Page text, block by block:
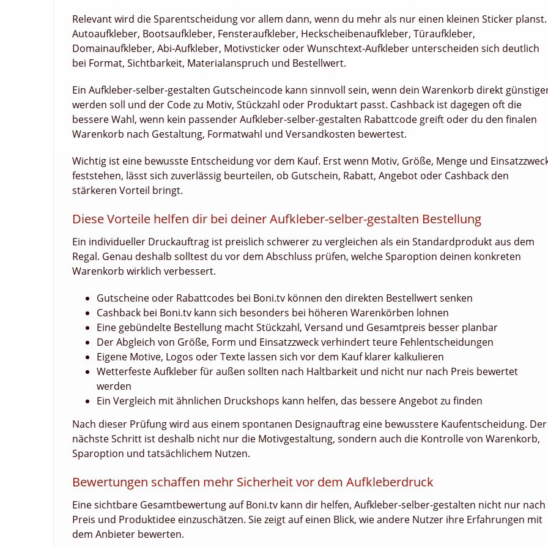
Relevant wird die Sparentscheidung vor allem dann, wenn du mehr als nur einen kleinen Sticker planst.
Autoaufkleber, Bootsaufkleber, Fensteraufkleber, Heckscheibenaufkleber, Türaufkleber,
Domainaufkleber, Abi-Aufkleber, Motivsticker oder Wunschtext-Aufkleber unterscheiden sich deutlich
bei Format, Sichtbarkeit, Materialanspruch und Bestellwert.
Ein Aufkleber-selber-gestalten Gutscheincode kann sinnvoll sein, wenn dein Warenkorb direkt
werden soll und der Code zu Motiv, Stückzahl oder Produktart passt. Cashback ist dagegen oft die
bessere Wahl, wenn kein passender Aufkleber-selber-gestalten Rabattcode greift oder du den finalen
Warenkorb nach Gestaltung, Formatwahl und Versandkosten bewertest.
Wichtig ist eine bewusste Entscheidung vor dem Kauf. Erst wenn Motiv, Größe, Menge und
feststehen, lässt sich zuverlässig beurteilen, ob Gutschein, Rabatt, Angebot oder Cashback den
stärkeren Vorteil bringt.
Diese Vorteile helfen dir bei deiner Aufkleber-selber-gestalten Bestellung
Ein individueller Druckauftrag ist preislich schwerer zu vergleichen als ein Standardprodukt aus dem
Regal. Genau deshalb solltest du vor dem Abschluss prüfen, welche Sparoption deinen konkreten
Warenkorb wirklich verbessert.
Gutscheine oder Rabattcodes bei Boni.tv können den direkten Bestellwert senken
Cashback bei Boni.tv kann sich besonders bei höheren Warenkörben lohnen
Eine gebündelte Bestellung macht Stückzahl, Versand und Gesamtpreis besser planbar
Der Abgleich von Größe, Form und Einsatzzweck verhindert teure Fehlentscheidungen
Eigene Motive, Logos oder Texte lassen sich vor dem Kauf klarer kalkulieren
Wetterfeste Aufkleber für außen sollten nach Haltbarkeit und nicht nur nach Preis bewertet
werden
Ein Vergleich mit ähnlichen Druckshops kann helfen, das bessere Angebot zu finden
Nach dieser Prüfung wird aus einem spontanen Designauftrag eine bewusstere Kaufentscheidung. Der
nächste Schritt ist deshalb nicht nur die Motivgestaltung, sondern auch die Kontrolle von Warenkorb,
Sparoption und tatsächlichem Nutzen.
Bewertungen schaffen mehr Sicherheit vor dem Aufkleberdruck
Eine sichtbare Gesamtbewertung auf Boni.tv kann dir helfen, Aufkleber-selber-gestalten nicht nur nach
Preis und Produktidee einzuschätzen. Sie zeigt auf einen Blick, wie andere Nutzer ihre Erfahrungen mit
dem Anbieter bewerten.